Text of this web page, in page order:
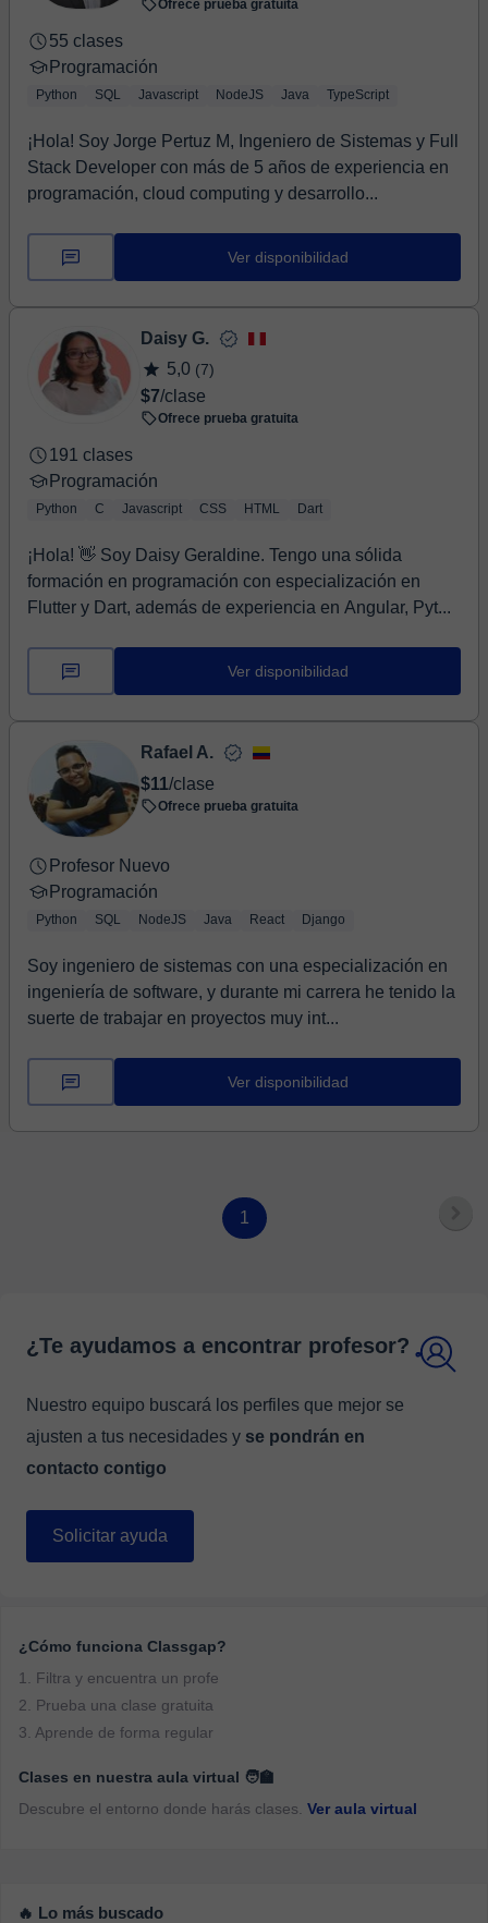
Ofrece prueba gratuita
55 clases
Programación
Python SQL Javascript NodeJS Java TypeScript
¡Hola! Soy Jorge Pertuz M, Ingeniero de Sistemas y Full
Stack Developer con más de 5 años de experiencia en
programación, cloud computing y desarrollo...
Ver disponibilidad
Daisy G.
5,0 (7)
$7/clase
Ofrece prueba gratuita
191 clases
Programación
Python C Javascript CSS HTML Dart
¡Hola! 👋 Soy Daisy Geraldine. Tengo una sólida
formación en programación con especialización en
Flutter y Dart, además de experiencia en Angular, Pyt...
Ver disponibilidad
Rafael A.
$11/clase
Ofrece prueba gratuita
Profesor Nuevo
Programación
Python SQL NodeJS Java React Django
Soy ingeniero de sistemas con una especialización en
ingeniería de software, y durante mi carrera he tenido la
suerte de trabajar en proyectos muy int...
Ver disponibilidad
1
¿Te ayudamos a encontrar profesor?
Nuestro equipo buscará los perfiles que mejor se
ajusten a tus necesidades y se pondrán en
contacto contigo
Solicitar ayuda
¿Cómo funciona Classgap?
1. Filtra y encuentra un profe
2. Prueba una clase gratuita
3. Aprende de forma regular
Clases en nuestra aula virtual 🧑‍🏫
Descubre el entorno donde harás clases. Ver aula virtual
🔥 Lo más buscado